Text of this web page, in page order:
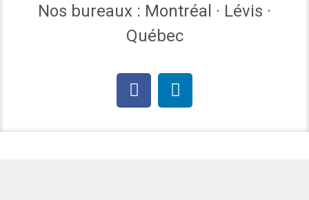
Nos bureaux : Montréal · Lévis ·
Québec